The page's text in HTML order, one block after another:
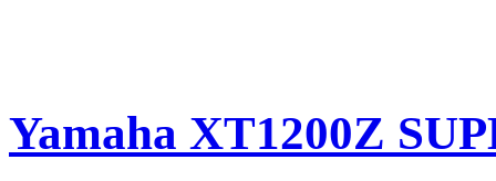
Yamaha XT1200Z